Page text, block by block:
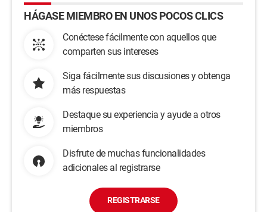
HÁGASE MIEMBRO EN UNOS POCOS CLICS
Conéctese fácilmente con aquellos que
comparten sus intereses
Siga fácilmente sus discusiones y obtenga
más respuestas
Destaque su experiencia y ayude a otros
miembros
Disfrute de muchas funcionalidades
adicionales al registrarse
REGISTRARSE